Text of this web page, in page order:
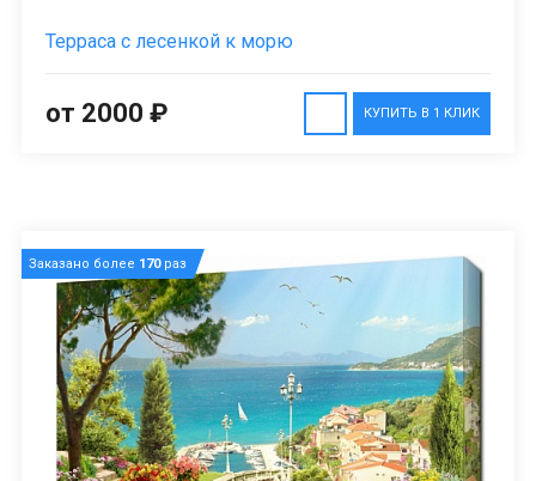
Терраса с лесенкой к морю
КУПИТЬ В 1 КЛИК
от 2000 ₽
Заказано более 170раз